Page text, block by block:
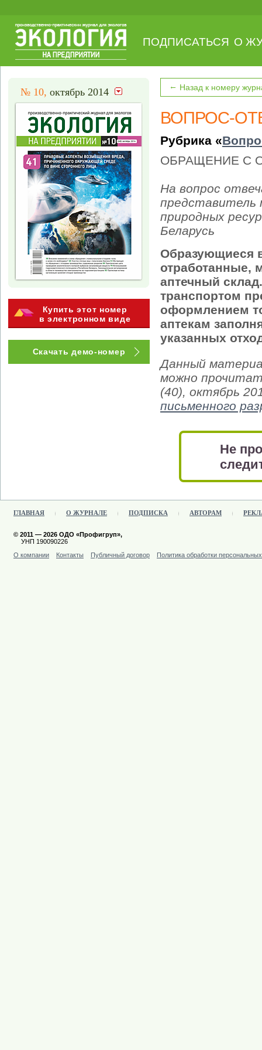
ПОДПИСАТЬСЯ О
№ 10, октябрь 2014
Купить этот номер
в электронном виде
Скачать демо-номер
← Назад к номеру
ВОПРОС-
Рубрика «
ОБРАЩЕНИЕ С
На вопрос
представитель
природных
Беларусь
Образующиеся
отработанные,
аптечный
транспортом
оформлением
аптекам
указанных
Данный
можно
(40), октябрь
письменного
Не
ГЛАВНАЯ О ЖУРНАЛЕ ПОДПИСКА АВТОРАМ
© 2011 — 2026 ОДО «Профигруп»,
УНП 190090226
О компании
Контакты Публичный договор Политика обработки